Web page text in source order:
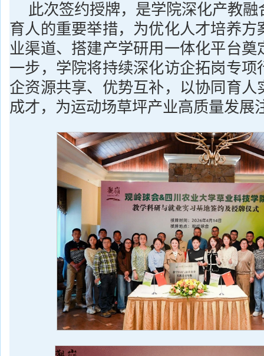
此次签约授牌，是学院深化产教
育人的重要举措，为优化人才培养方
业渠道、搭建产学研用一体化平台奠
一步，学院将持续深化访企拓岗专项
企资源共享、优势互补，以协同育人
成才，为运动场草坪产业高质量发展